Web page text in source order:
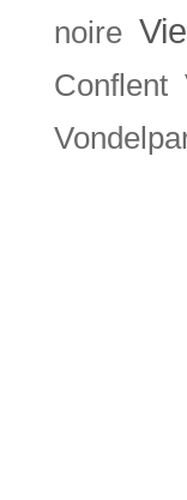
noire
Conflent